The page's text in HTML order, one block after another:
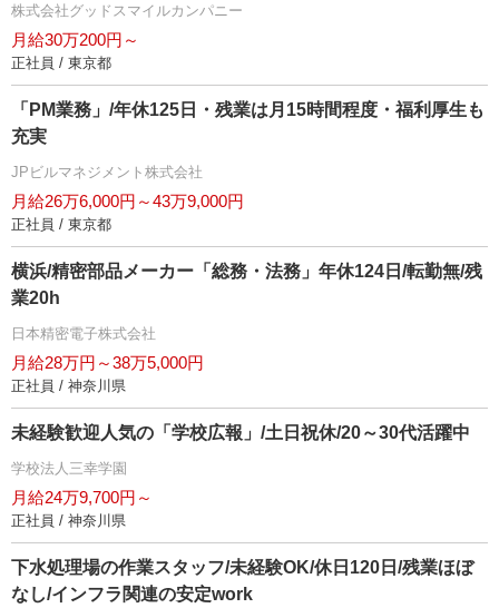
株式会社グッドスマイルカンパニー
月給30万200円～
正社員 / 東京都
「PM業務」/年休125日・残業は月15時間程度・福利厚生も
充実
JPビルマネジメント株式会社
月給26万6,000円～43万9,000円
正社員 / 東京都
横浜/精密部品メーカー「総務・法務」年休124日/転勤無/残
業20h
日本精密電子株式会社
月給28万円～38万5,000円
正社員 / 神奈川県
未経験歓迎人気の「学校広報」/土日祝休/20～30代活躍中
学校法人三幸学園
月給24万9,700円～
正社員 / 神奈川県
下水処理場の作業スタッフ/未経験OK/休日120日/残業ほぼ
なし/インフラ関連の安定work